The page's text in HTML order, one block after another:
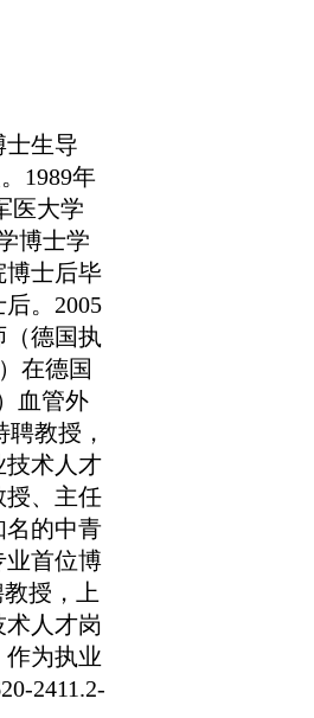
士生导
1989年
医大学
博士学
博士后毕
。2005
德国执
在德国
血管外
教授，
技术人才
授、主任
名的中青
业首位博
授，上
人才岗
作为执业
2411.2-